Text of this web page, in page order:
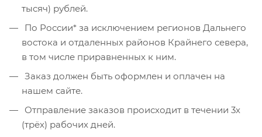
тысяч) рублей.
По России* за исключением регионов Дальнего
востока и отдаленных районов Крайнего севера,
в том числе приравненных к ним.
Заказ должен быть оформлен и оплачен на
нашем сайте.
Отправление заказов происходит в течении 3х
(трёх) рабочих дней.